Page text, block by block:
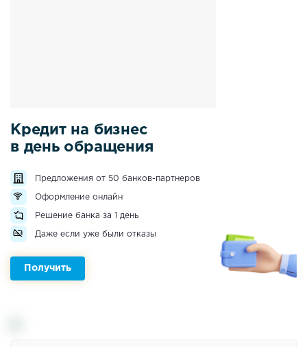
Кредит на бизнес
в день обращения
Предложения от 50 банков-партнеров
Оформление онлайн
Решение банка за 1 день
Даже если уже были отказы
Получить